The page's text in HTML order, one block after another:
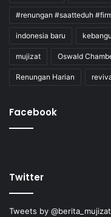
#renungan #saatteduh
indonesia baru
mujizat Oswald
Renungan Harian
Facebook
Twitter
Tweets by @berita_mujizat